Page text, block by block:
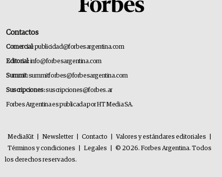
Contactos
Comercial:publicidad@forbesargentina.com
Editorial:info@forbesargentina.com
Summit:summitforbes@forbesargentina.com
Suscripciones:suscripciones@forbes.ar
Forbes Argentina es publicada por HT Media SA.
MediaKit Newsletter Contacto Valores y estándares editoriales
Términos y condiciones
Legales
© 2026. Forbes Argentina. Todos
los derechos reservados.